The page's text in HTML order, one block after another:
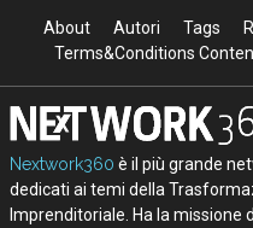
About Autori Tags
Terms&Conditions
Nextwork360 è il più grande
dedicati ai temi della
Imprenditoriale. Ha la missione